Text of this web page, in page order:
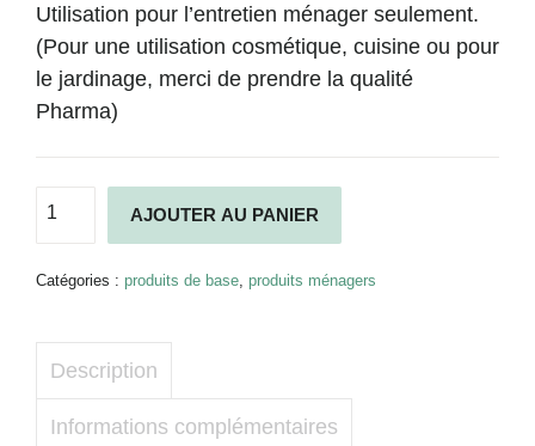
Utilisation pour l’entretien ménager seulement.
(Pour une utilisation cosmétique, cuisine ou pour
le jardinage, merci de prendre la qualité
Pharma)
de
Bicarbonate
de
kg
AJOUTER AU PANIER
Catégories : produits de base produits ménagers
Description
Informations complémentaires